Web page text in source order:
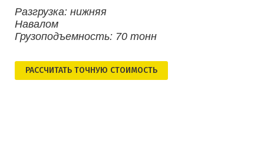
Разгрузка: нижняя
Навалом
Грузоподъемность: 70 тонн
РАСCЧИТАТЬ ТОЧНУЮ СТОИМОСТЬ